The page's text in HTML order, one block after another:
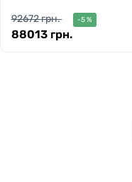
92672 грн. -5 %
88013 грн.